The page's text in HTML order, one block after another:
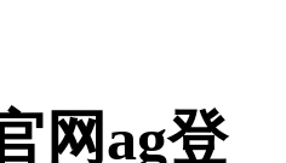
网ag登